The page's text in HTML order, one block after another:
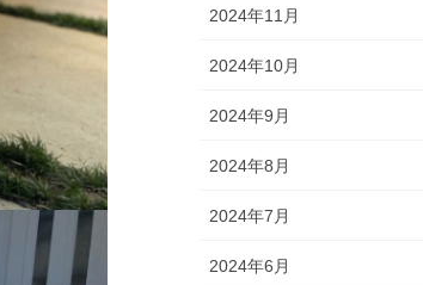
2024年11月
2024年10月
2024年9月
2024年8月
2024年7月
2024年6月